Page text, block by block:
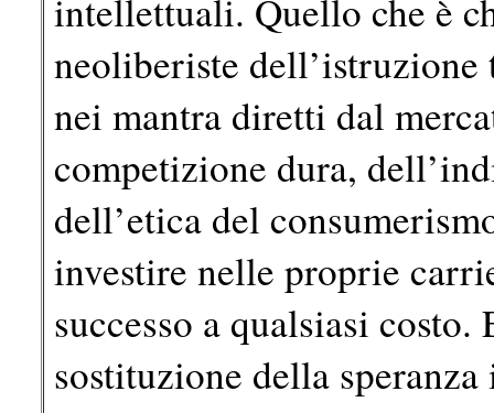
intellettuali. Quello che è
neoliberiste
nei mantra diretti dal
competizione dura,
dell’etica del
investire nelle proprie
successo a qualsiasi costo.
sostituzione della